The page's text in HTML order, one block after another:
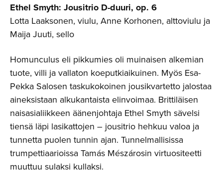
Ethel Smyth: Jousitrio D-duuri, op. 6
Lotta Laaksonen, viulu, Anne Korhonen, alttoviulu ja
Maija Juuti, sello
Homunculus eli pikkumies oli muinaisen alkemian
tuote, villi ja vallaton koeputkiaikuinen. Myös Esa-
Pekka Salosen taskukokoinen jousikvartetto jalostaa
aineksistaan alkukantaista elinvoimaa. Brittiläisen
naisasialiikkeen äänenjohtaja Ethel Smyth sävelsi
tiensä läpi lasikattojen – jousitrio hehkuu valoa ja
tunnetta puolen tunnin ajan. Tunnelmallisissa
trumpettiaarioissa Tamás Mészárosin virtuositeetti
muuttuu sulaksi kullaksi.